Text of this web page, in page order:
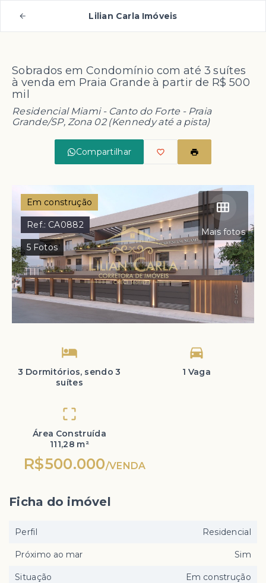
Lilian Carla Imóveis
Sobrados em Condomínio com até 3 suítes
à venda em Praia Grande à partir de R$ 500
mil
Residencial Miami - Canto do Forte - Praia
Grande/SP, Zona 02 (Kennedy até a pista)
Compartilhar
Mais fotos
Em construção
Ref.: CA0882
5 Fotos
3 Dormitórios, sendo 3
suítes
1 Vaga
Área Construída
111,28 m²
R$500.000/VENDA
Ficha do imóvel
Perfil Residencial
Próximo ao mar Sim
Situação Em construção